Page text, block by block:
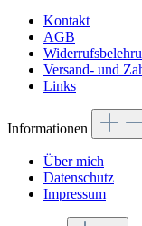
Kontakt
AGB
Versand- und
Links
Informationen
Über mich
Datenschutz
Impressum